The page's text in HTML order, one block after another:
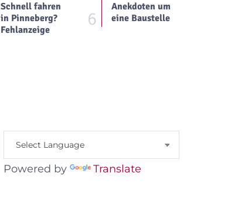
Schnell fahren
in Pinneberg?
Fehlanzeige
6
Anekdoten um
eine Baustelle
Powered by Translate